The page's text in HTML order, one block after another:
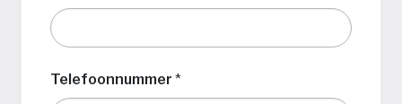
Telefoonnummer *